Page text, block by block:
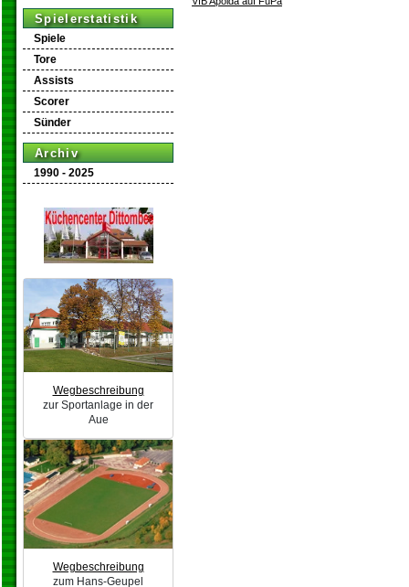
Spielerstatistik
Spiele
Tore
Assists
Scorer
Sünder
Archiv
1990 - 2025
Wegbeschreibung
zur Sportanlage in der
Aue
Wegbeschreibung
zum Hans-Geupel